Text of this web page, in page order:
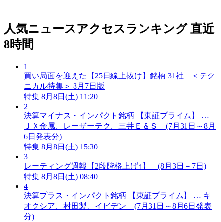
人気ニュースアクセスランキング 直近
8時間
1
買い局面を迎えた【25日線上抜け】銘柄 31社 ＜テク
ニカル特集＞ 8月7日版
特集 8月8日(土) 11:20
2
決算マイナス・インパクト銘柄 【東証プライム】 …
ＪＸ金属、レーザーテク、三井Ｅ＆Ｓ (7月31日～8月
6日発表分)
特集 8月8日(土) 15:30
3
レーティング週報【2段階格上げ↑】 (8月3日－7日)
特集 8月8日(土) 08:40
4
決算プラス・インパクト銘柄 【東証プライム】 … キ
オクシア、村田製、イビデン (7月31日～8月6日発表
分)